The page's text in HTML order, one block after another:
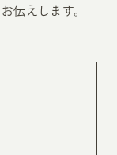
伝えします。